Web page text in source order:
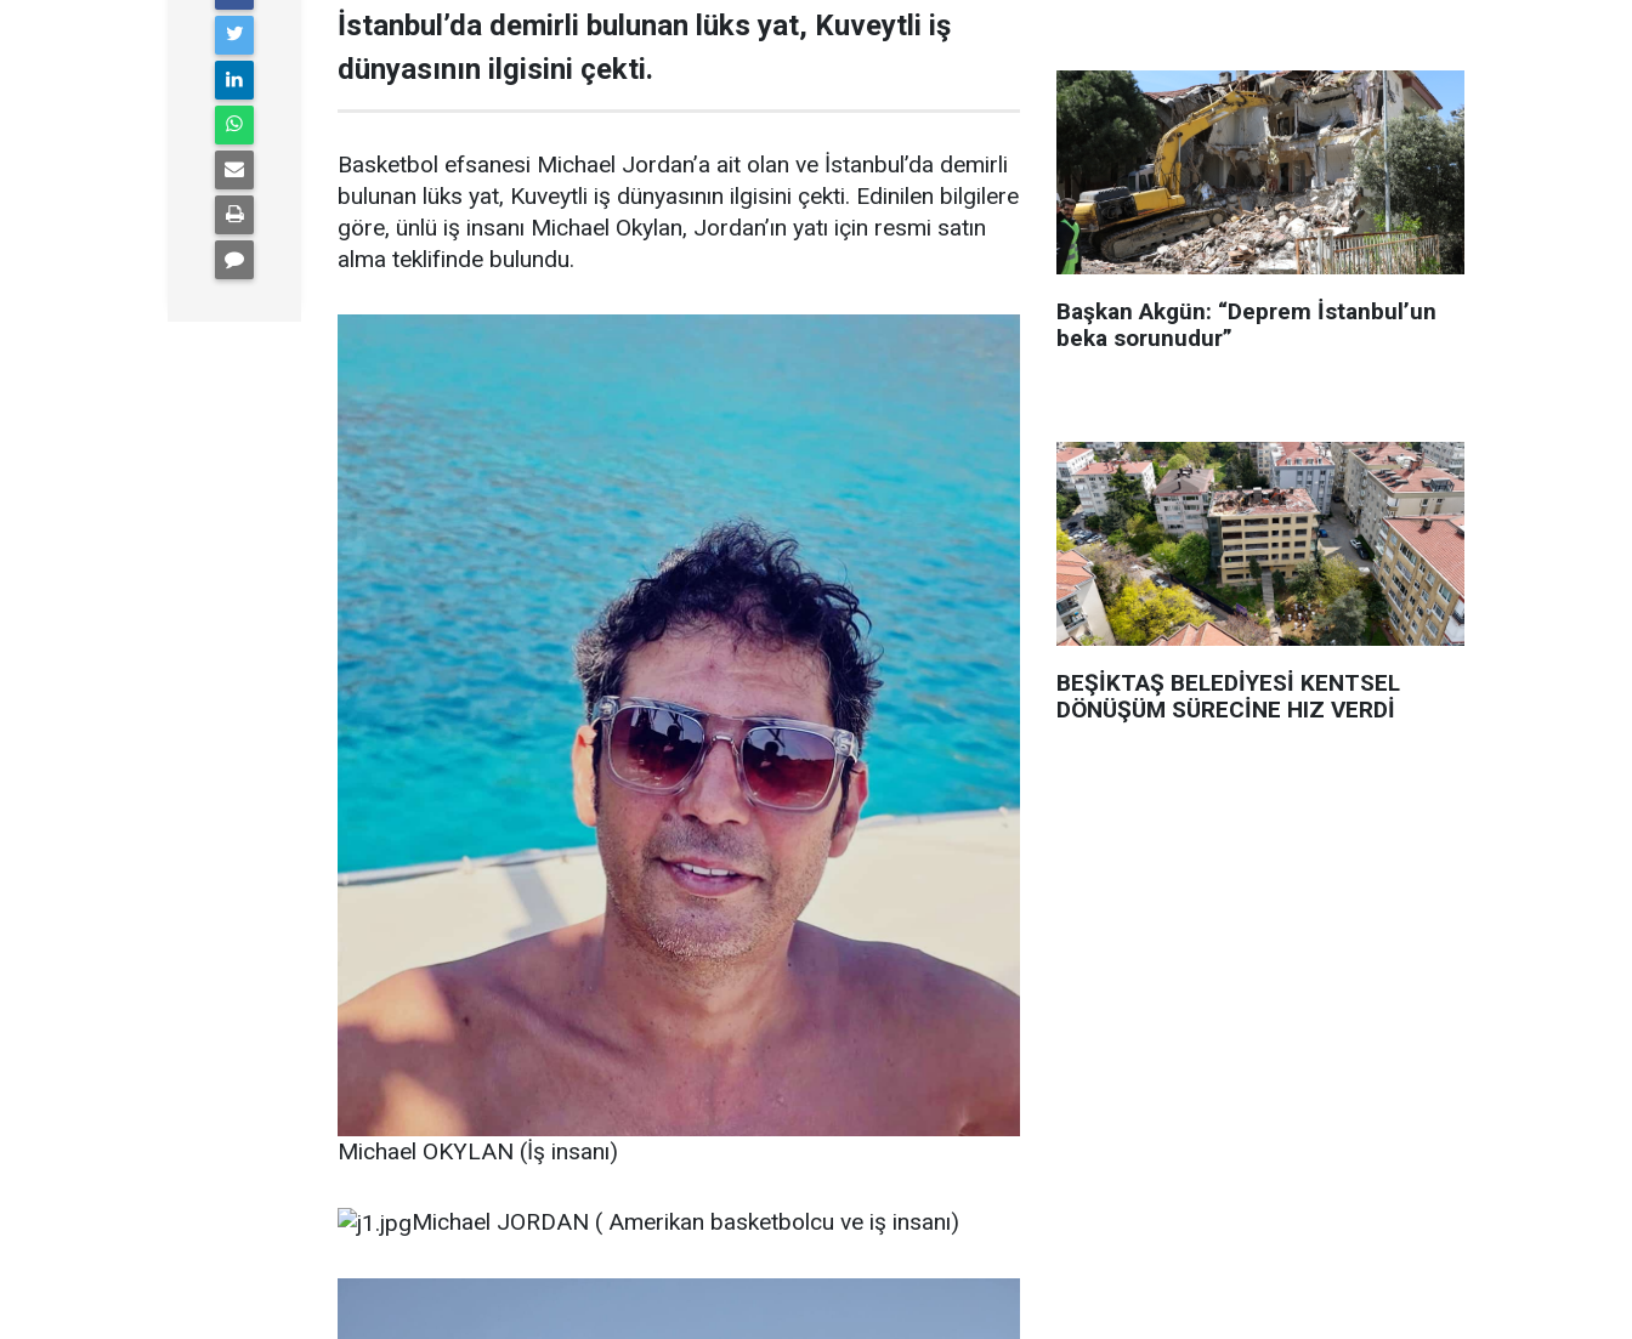
İstanbul’da demirli bulunan lüks yat, Kuveytli iş
dünyasının ilgisini çekti.
Basketbol efsanesi Michael Jordan’a ait olan ve İstanbul’da demirli
bulunan lüks yat, Kuveytli iş dünyasının ilgisini çekti. Edinilen bilgilere
göre, ünlü iş insanı Michael Okylan, Jordan’ın yatı için resmi satın
alma teklifinde bulundu.
Michael OKYLAN (İş insanı)
Michael JORDAN ( Amerikan basketbolcu ve iş insanı)
Başkan Akgün: “Deprem İstanbul’un
beka sorunudur”
BEŞİKTAŞ BELEDİYESİ KENTSEL
DÖNÜŞÜM SÜRECİNE HIZ VERDİ